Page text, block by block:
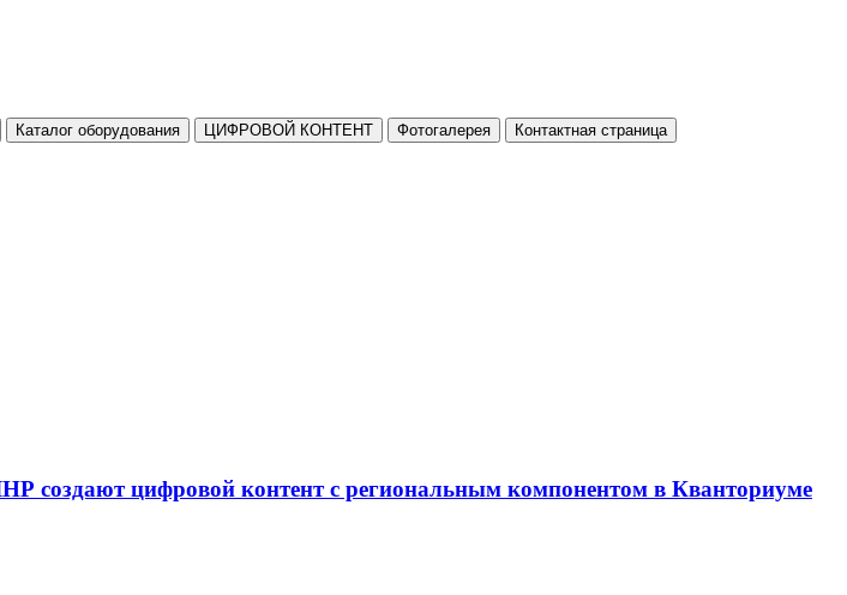
Каталог оборудования ЦИФРОВОЙ КОНТЕНТ Фотогалерея Контактная страница
создают цифровой контент с региональным компонентом в Кванториуме